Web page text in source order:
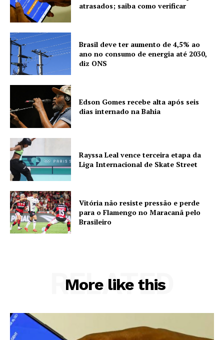
atrasados; saiba como verificar
Brasil deve ter aumento de 4,5% ao
ano no consumo de energia até 2030,
diz ONS
Edson Gomes recebe alta após seis
dias internado na Bahia
Rayssa Leal vence terceira etapa da
Liga Internacional de Skate Street
Vitória não resiste pressão e perde
para o Flamengo no Maracanã pelo
Brasileiro
More like this
RELATED